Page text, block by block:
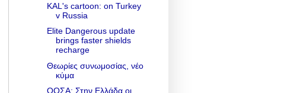
KAL's cartoon: on Turkey
v Russia
Elite Dangerous update
brings faster shields
recharge
Θεωρίες συνωμοσίας, νέο
κύμα
ΟΟΣΑ: Στην Ελλάδα οι